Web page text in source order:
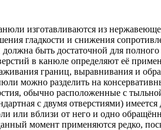
изготавливаются из
гладкости и снижения
быть достаточной для
в канюле определяют её
границ, выравнивания и
можно разделить на
обычно расположенные с
с двумя отверстиями)
или вблизи от него и одно
момент применяются редко,